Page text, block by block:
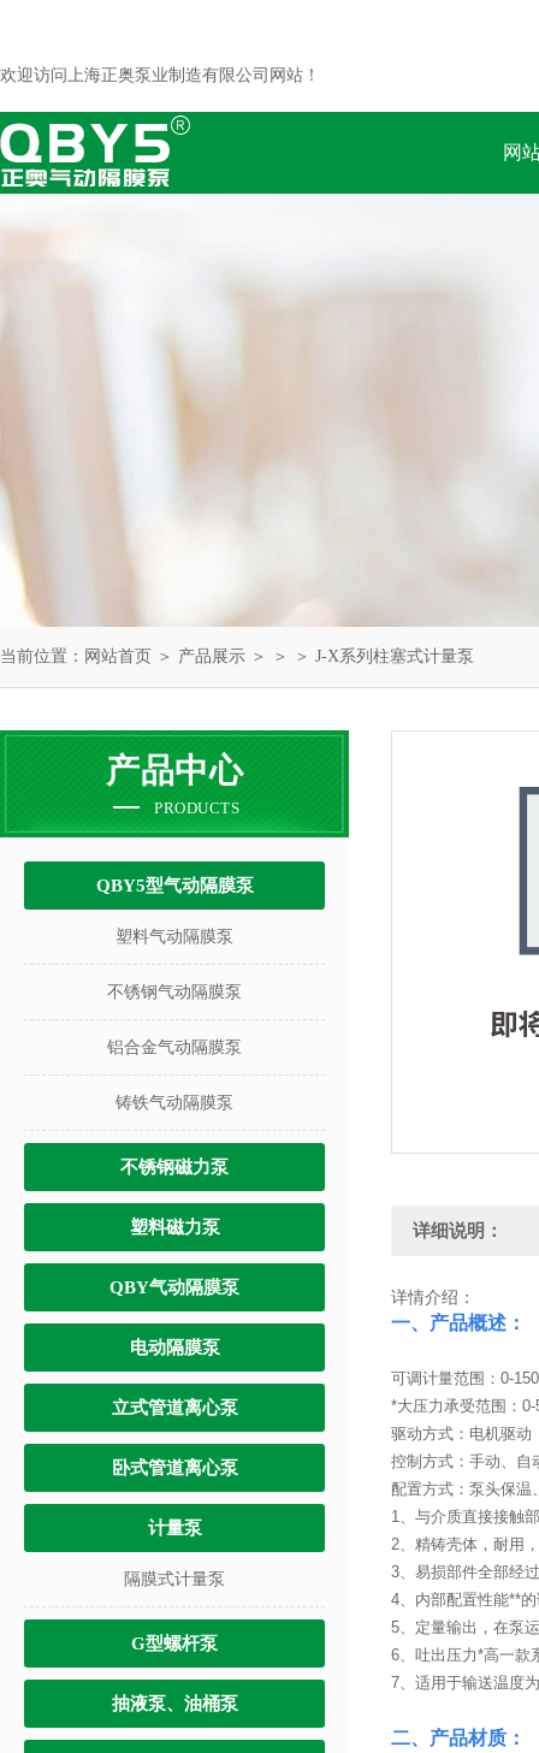
欢迎访问上海正奥泵业制造有限公司网站！
网
当前位置： 网站首页 ＞ 产品展示 ＞ ＞ ＞ J-X系列柱塞式计量泵
产品中心
PRODUCTS
QBY5型气动隔膜泵
塑料气动隔膜泵
不锈钢气动隔膜泵
铝合金气动隔膜泵
铸铁气动隔膜泵
不锈钢磁力泵
塑料磁力泵
QBY气动隔膜泵
电动隔膜泵
立式管道离心泵
卧式管道离心泵
计量泵
隔膜式计量泵
G型螺杆泵
抽液泵、油桶泵
详细说明：
详情介绍：
一、产品概述：
可调计量范围：0-
*大压力承受范围：
驱动方式：电机驱动
控制方式：手动、自
配置方式：泵头保温
1、与介质直接接触
2、精铸壳体，耐用
3、易损部件全部经
4、内部配置性能**
5、定量输出，在泵
6、吐出压力*高一款
7、适用于输送温度
二、产品材质：